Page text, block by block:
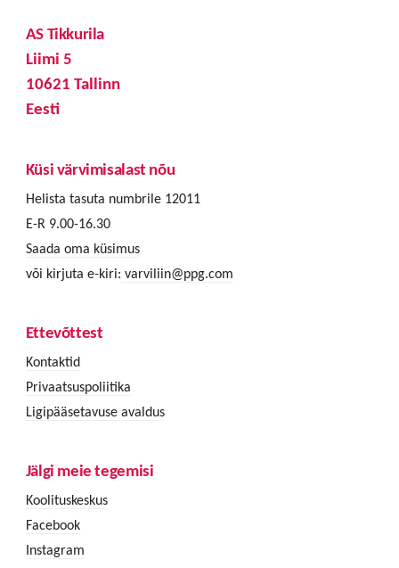
AS Tikkurila
Liimi 5
10621 Tallinn
Eesti
Küsi värvimisalast nõu
Helista tasuta numbrile 12011
E-R 9.00-16.30
Saada oma küsimus
või kirjuta e-kiri: varviliin@ppg.com
Ettevõttest
Kontaktid
Privaatsuspoliitika
Ligipääsetavuse avaldus
Jälgi meie tegemisi
Koolituskeskus
Facebook
Instagram